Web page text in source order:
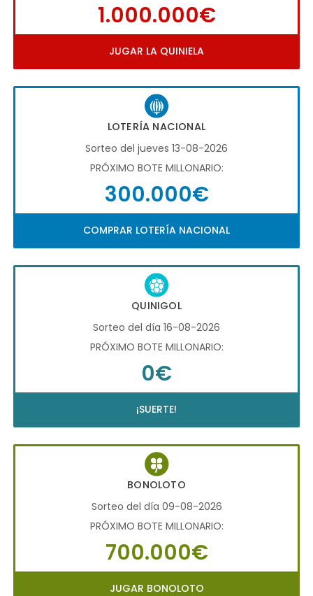
1.000.000€
JUGAR LA QUINIELA
LOTERÍA NACIONAL
Sorteo del jueves 13-08-2026
PRÓXIMO BOTE MILLONARIO:
300.000€
COMPRAR LOTERÍA NACIONAL
QUINIGOL
Sorteo del día 16-08-2026
PRÓXIMO BOTE MILLONARIO:
0€
¡SUERTE!
BONOLOTO
Sorteo del día 09-08-2026
PRÓXIMO BOTE MILLONARIO:
700.000€
JUGAR BONOLOTO